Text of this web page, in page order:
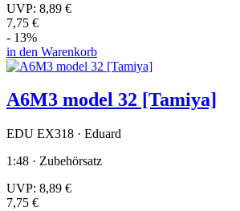
UVP: 8,89 €
7,75 €
- 13%
in den Warenkorb
A6M3 model 32 [Tamiya]
EDU EX318 · Eduard
1:48 · Zubehörsatz
UVP: 8,89 €
7,75 €